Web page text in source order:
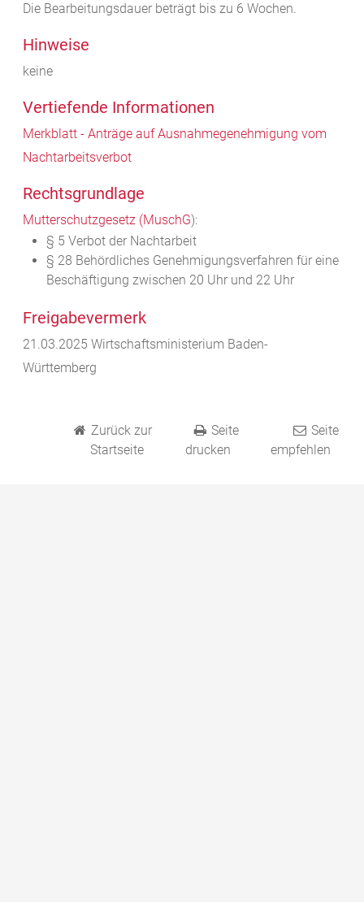
Die Bearbeitungsdauer beträgt bis zu 6 Wochen.
Hinweise
keine
Vertiefende Informationen
Merkblatt - Anträge auf Ausnahmegenehmigung vom
Nachtarbeitsverbot
Rechtsgrundlage
Mutterschutzgesetz (MuschG):
§ 5 Verbot der Nachtarbeit
§ 28 Behördliches Genehmigungsverfahren für eine
Beschäftigung zwischen 20 Uhr und 22 Uhr
Freigabevermerk
21.03.2025 Wirtschaftsministerium Baden-
Württemberg
Zurück zur
Startseite
Seite
drucken
Seite
empfehlen